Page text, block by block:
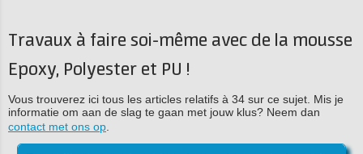
Travaux à faire soi-même avec de la mousse
Epoxy, Polyester et PU !
Vous trouverez ici tous les articles relatifs à 34 sur ce sujet. Mis je
informatie om aan de slag te gaan met jouw klus? Neem dan
contact met ons op